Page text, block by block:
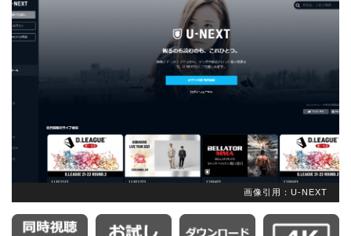
画像引用：U-NEXT